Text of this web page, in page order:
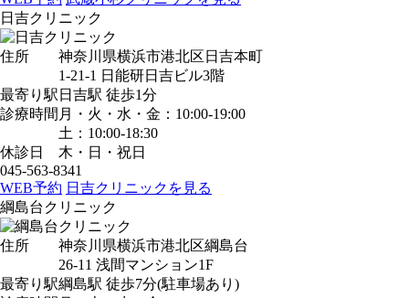
日吉クリニック
住所
神奈川県横浜市港北区日吉本町
1-21-1 日能研日吉ビル3階
最寄り駅 日吉駅 徒歩1分
診療時間 月・火・水・金：10:00-19:00
土：10:00-18:30
休診日
木・日・祝日
045-563-8341
WEB予約 日吉クリニックを見る
綱島台クリニック
住所
神奈川県横浜市港北区綱島台
26-11 浅間マンション1F
最寄り駅綱島駅 徒歩7分(駐車場あり)